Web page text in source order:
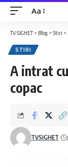
Font
Resizer
Aa
TV SIGHET> Blog > Stiri >
STIRI
A intrat
copac
TVSIGHET